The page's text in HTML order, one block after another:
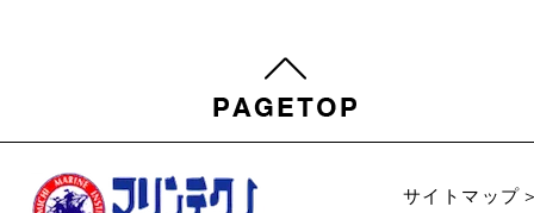
サイトマップ